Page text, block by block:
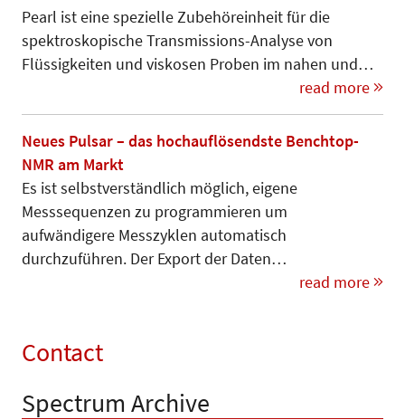
Pearl ist eine spezielle Zubehör­einheit für die
spektroskopische Trans­mis­sions-Analyse von
Flüssig­kei­ten und viskosen Proben im nahen und…
read more
Neues Pulsar – das hochauflösendste Benchtop-
NMR am Markt
Es ist selbstverständlich möglich, eigene
Messsequenzen zu programmieren um
aufwändigere Mess­zyklen automatisch
durchzuführen. Der Export der Daten…
read more
Contact
Spectrum Archive